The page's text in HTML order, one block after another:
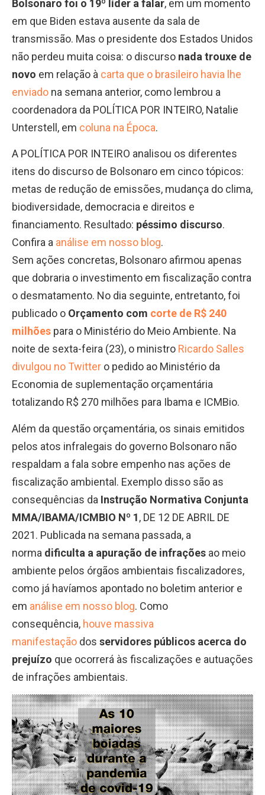
Bolsonaro foi o 19º líder a falar, em um momento
em que Biden estava ausente da sala de
transmissão. Mas o presidente dos Estados Unidos
não perdeu muita coisa: o discurso nada trouxe de
novo em relação à carta que o brasileiro havia lhe
enviado na semana anterior, como lembrou a
coordenadora da POLÍTICA POR INTEIRO, Natalie
Unterstell, em coluna na Época.
A POLÍTICA POR INTEIRO analisou os diferentes
itens do discurso de Bolsonaro em cinco tópicos:
metas de redução de emissões, mudança do clima,
biodiversidade, democracia e direitos e
financiamento. Resultado: péssimo discurso.
Confira a análise em nosso blog.
Sem ações concretas, Bolsonaro afirmou apenas
que dobraria o investimento em fiscalização contra
o desmatamento. No dia seguinte, entretanto, foi
publicado o Orçamento com corte de R$ 240
milhões para o Ministério do Meio Ambiente. Na
noite de sexta-feira (23), o ministro Ricardo Salles
divulgou no Twitter o pedido ao Ministério da
Economia de suplementação orçamentária
totalizando R$ 270 milhões para Ibama e ICMBio.
Além da questão orçamentária, os sinais emitidos
pelos atos infralegais do governo Bolsonaro não
respaldam a fala sobre empenho nas ações de
fiscalização ambiental. Exemplo disso são as
consequências da Instrução Normativa Conjunta
MMA/IBAMA/ICMBIO Nº 1, DE 12 DE ABRIL DE
2021. Publicada na semana passada, a
norma dificulta a apuração de infrações ao meio
ambiente pelos órgãos ambientais fiscalizadores,
como já havíamos apontado no boletim anterior e
em análise em nosso blog. Como
consequência, houve massiva
manifestação dos servidores públicos acerca do
prejuízo que ocorrerá às fiscalizações e autuações
de infrações ambientais.